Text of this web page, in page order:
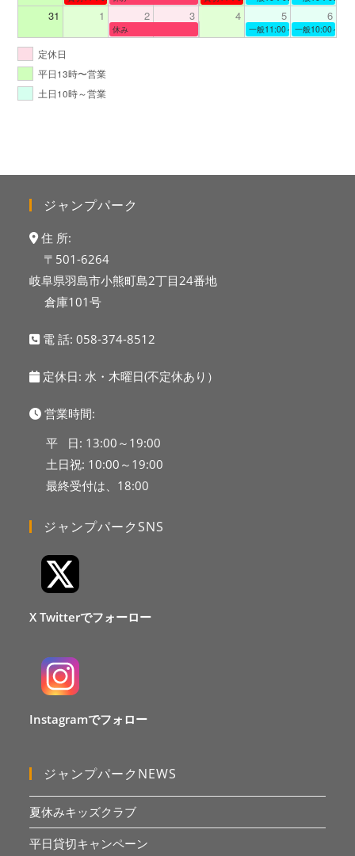
31 1 2 3 4 5 6
休み 一般11:00～19:00一般10:00～
定休日
平日13時〜営業
土日10時～営業
ジャンプパーク
住 所:
〒501-6264
岐阜県羽島市小熊町島2丁目24番地
倉庫101号
電 話:058-374-8512
定休日: 水・木曜日(不定休あり）
営業時間:
平 日: 13:00～19:00
土日祝: 10:00～19:00
最終受付は、18:00
ジャンプパークSNS
X Twitterでフォーロー
Instagramでフォロー
ジャンプパークNEWS
夏休みキッズクラブ
平日貸切キャンペーン